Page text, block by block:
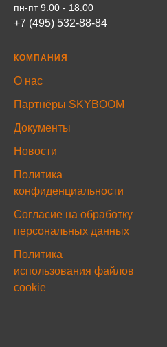
пн-пт 9.00 - 18.00
+7 (495) 532-88-84
КОМПАНИЯ
О нас
Партнёры SKYBOOM
Документы
Новости
Политика
конфиденциальности
Согласие на обработку
персональных данных
Политика
использования файлов
cookie